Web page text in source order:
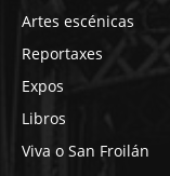
Artes escénicas
Reportaxes
Expos
Libros
Viva o San Froilán